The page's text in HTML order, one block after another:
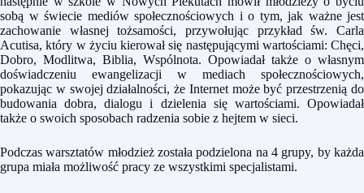
sobą w świecie mediów społecznościowych i o tym, jak ważne jest
zachowanie własnej tożsamości, przywołując przykład św. Carla
Acutisa, który w życiu kierował się następującymi wartościami: Chęci,
Dobro, Modlitwa, Biblia, Wspólnota. Opowiadał także o własnym
doświadczeniu ewangelizacji w mediach społecznościowych,
pokazując w swojej działalności, że Internet może być przestrzenią do
budowania dobra, dialogu i dzielenia się wartościami. Opowiadał
także o swoich sposobach radzenia sobie z hejtem w sieci.
Podczas warsztatów młodzież została podzielona na 4 grupy, by każda
grupa miała możliwość pracy ze wszystkimi specjalistami.